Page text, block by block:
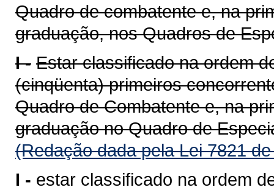
Quadro de combatente e, na
graduação, nos Quadros de
I - Estar classificado na ordem
(cinqüenta) primeiros
Quadro de Combatente e, na
graduação no Quadro de
(Redação dada pela Lei 7821
I - estar classificado na ordem